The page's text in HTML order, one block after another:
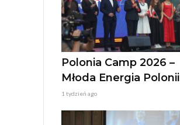
Polonia Camp 2026 –
Młoda Energia Polonii
1 tydzień ago